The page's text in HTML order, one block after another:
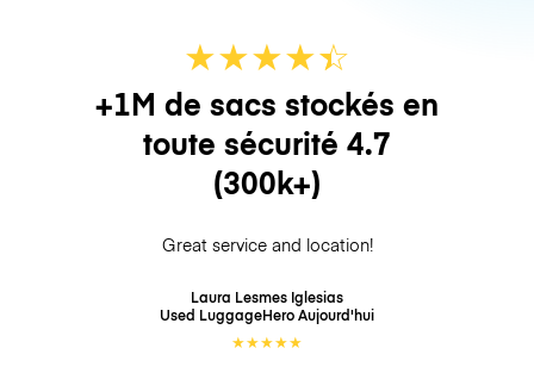
★★★★☆
★
+1M de sacs stockés en
toute sécurité 4.7
(300k+)
Great service and location!
Laura Lesmes Iglesias
Used LuggageHeroAujourd'hui
★★★★★